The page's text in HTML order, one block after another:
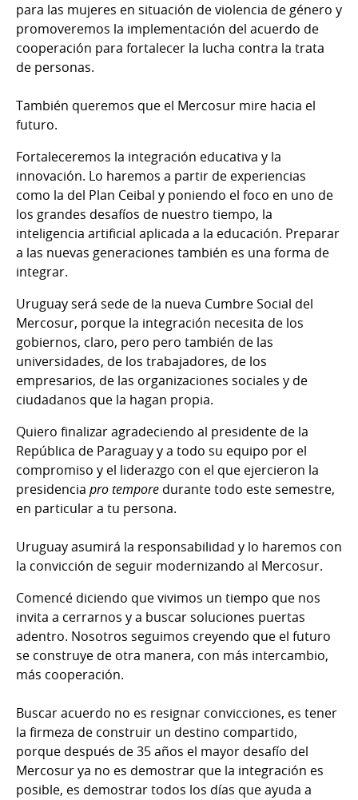
para las mujeres en situación de violencia de género y
promoveremos la implementación del acuerdo de
cooperación para fortalecer la lucha contra la trata
de personas.
También queremos que el Mercosur mire hacia el
futuro.
Fortaleceremos la integración educativa y la
innovación. Lo haremos a partir de experiencias
como la del Plan Ceibal y poniendo el foco en uno de
los grandes desafíos de nuestro tiempo, la
inteligencia artificial aplicada a la educación. Preparar
a las nuevas generaciones también es una forma de
integrar.
Uruguay será sede de la nueva Cumbre Social del
Mercosur, porque la integración necesita de los
gobiernos, claro, pero pero también de las
universidades, de los trabajadores, de los
empresarios, de las organizaciones sociales y de
ciudadanos que la hagan propia.
Quiero finalizar agradeciendo al presidente de la
República de Paraguay y a todo su equipo por el
compromiso y el liderazgo con el que ejercieron la
presidencia pro tempore durante todo este semestre,
en particular a tu persona.
Uruguay asumirá la responsabilidad y lo haremos con
la convicción de seguir modernizando al Mercosur.
Comencé diciendo que vivimos un tiempo que nos
invita a cerrarnos y a buscar soluciones puertas
adentro. Nosotros seguimos creyendo que el futuro
se construye de otra manera, con más intercambio,
más cooperación.
Buscar acuerdo no es resignar convicciones, es tener
la firmeza de construir un destino compartido,
porque después de 35 años el mayor desafío del
Mercosur ya no es demostrar que la integración es
posible, es demostrar todos los días que ayuda a